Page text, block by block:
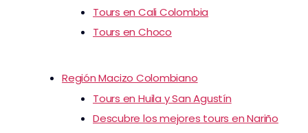
Tours en Cali Colombia
Tours en Choco
Región Macizo Colombiano
Tours en Huila y San Agustín
Descubre los mejores tours en Nariño